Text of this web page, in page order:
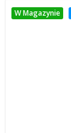
W Magazynie